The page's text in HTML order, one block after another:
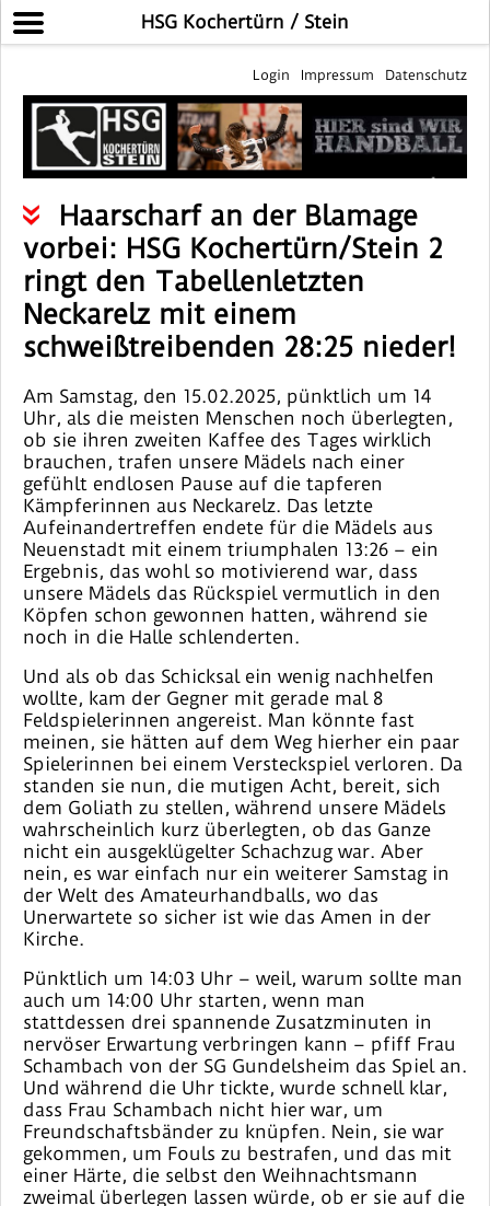
HSG Kochertürn / Stein
Login Impressum Datenschutz
Haarscharf an der Blamage
vorbei: HSG Kochertürn/Stein 2
ringt den Tabellenletzten
Neckarelz mit einem
schweißtreibenden 28:25 nieder!
Am Samstag, den 15.02.2025, pünktlich um 14
Uhr, als die meisten Menschen noch überlegten,
ob sie ihren zweiten Kaffee des Tages wirklich
brauchen, trafen unsere Mädels nach einer
gefühlt endlosen Pause auf die tapferen
Kämpferinnen aus Neckarelz. Das letzte
Aufeinandertreffen endete für die Mädels aus
Neuenstadt mit einem triumphalen 13:26 – ein
Ergebnis, das wohl so motivierend war, dass
unsere Mädels das Rückspiel vermutlich in den
Köpfen schon gewonnen hatten, während sie
noch in die Halle schlenderten.
Und als ob das Schicksal ein wenig nachhelfen
wollte, kam der Gegner mit gerade mal 8
Feldspielerinnen angereist. Man könnte fast
meinen, sie hätten auf dem Weg hierher ein paar
Spielerinnen bei einem Versteckspiel verloren. Da
standen sie nun, die mutigen Acht, bereit, sich
dem Goliath zu stellen, während unsere Mädels
wahrscheinlich kurz überlegten, ob das Ganze
nicht ein ausgeklügelter Schachzug war. Aber
nein, es war einfach nur ein weiterer Samstag in
der Welt des Amateurhandballs, wo das
Unerwartete so sicher ist wie das Amen in der
Kirche.
Pünktlich um 14:03 Uhr – weil, warum sollte man
auch um 14:00 Uhr starten, wenn man
stattdessen drei spannende Zusatzminuten in
nervöser Erwartung verbringen kann – pfiff Frau
Schambach von der SG Gundelsheim das Spiel an.
Und während die Uhr tickte, wurde schnell klar,
dass Frau Schambach nicht hier war, um
Freundschaftsbänder zu knüpfen. Nein, sie war
gekommen, um Fouls zu bestrafen, und das mit
einer Härte, die selbst den Weihnachtsmann
zweimal überlegen lassen würde, ob er sie auf die